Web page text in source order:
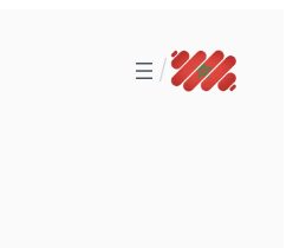
المحتوى
/